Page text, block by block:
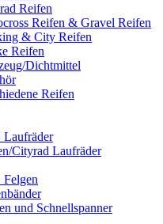
Reifen
Reifen & Gravel Reifen
& City Reifen
Reifen
Dichtmittel
Reifen
Cityrad Laufräder
und Schnellspanner